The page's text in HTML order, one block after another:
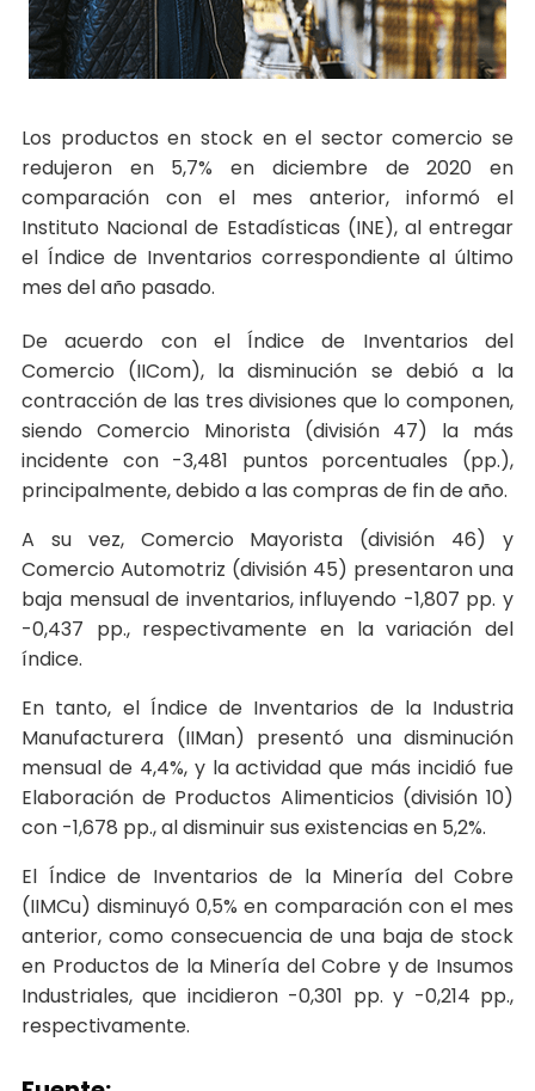
Los productos en stock en el sector comercio se
redujeron en 5,7% en diciembre de 2020 en
comparación con el mes anterior, informó el
Instituto Nacional de Estadísticas (INE), al entregar
el Índice de Inventarios correspondiente al último
mes del año pasado.
De acuerdo con el Índice de Inventarios del
Comercio (IICom), la disminución se debió a la
contracción de las tres divisiones que lo componen,
siendo Comercio Minorista (división 47) la más
incidente con -3,481 puntos porcentuales (pp.),
principalmente, debido a las compras de fin de año.
A su vez, Comercio Mayorista (división 46) y
Comercio Automotriz (división 45) presentaron una
baja mensual de inventarios, influyendo -1,807 pp. y
-0,437 pp., respectivamente en la variación del
índice.
En tanto, el Índice de Inventarios de la Industria
Manufacturera (IIMan) presentó una disminución
mensual de 4,4%, y la actividad que más incidió fue
Elaboración de Productos Alimenticios (división 10)
con -1,678 pp., al disminuir sus existencias en 5,2%.
El Índice de Inventarios de la Minería del Cobre
(IIMCu) disminuyó 0,5% en comparación con el mes
anterior, como consecuencia de una baja de stock
en Productos de la Minería del Cobre y de Insumos
Industriales, que incidieron -0,301 pp. y -0,214 pp.,
respectivamente.